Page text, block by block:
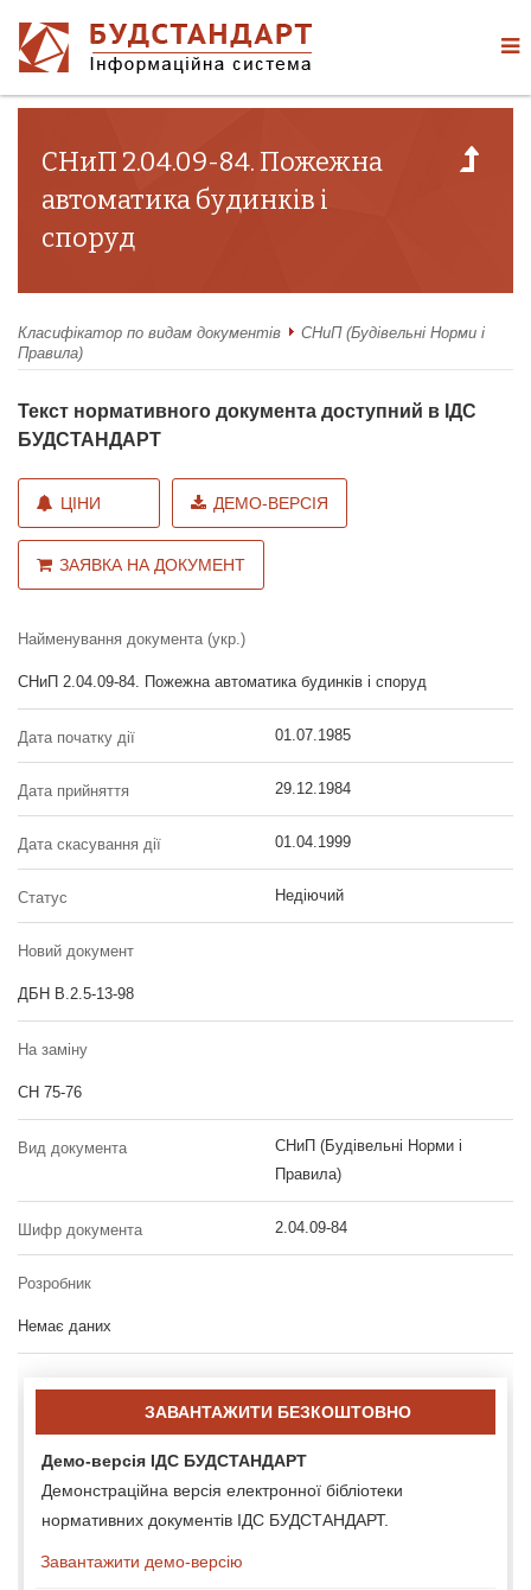
СНиП 2.04.09-84. Пожежна
автоматика будинків і
споруд
Класифікатор по видам документів
СНиП (Будівельні Норми і
Правила)
Текст нормативного документа доступний в ІДС
БУДСТАНДАРТ
ЦІНИ ДЕМО-ВЕРСІЯ
ЗАЯВКА НА ДОКУМЕНТ
Найменування документа (укр.)
СНиП 2.04.09-84. Пожежна автоматика будинків і споруд
Дата початку дії 01.07.1985
Дата прийняття 29.12.1984
Дата скасування дії 01.04.1999
Статус Недіючий
Новий документ
ДБН В.2.5-13-98
На заміну
СН 75-76
Вид документа
СНиП (Будівельні Норми і
Правила)
Шифр документа 2.04.09-84
Розробник
Немає даних
ЗАВАНТАЖИТИ БЕЗКОШТОВНО
Демо-версія ІДС БУДСТАНДАРТ
Демонстраційна версія електронної бібліотеки
нормативних документів ІДС БУДСТАНДАРТ.
Завантажити демо-версію